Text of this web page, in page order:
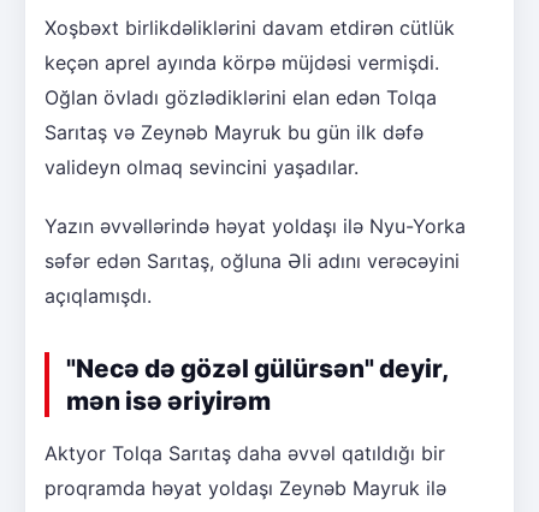
Xoşbəxt birlikdəliklərini davam etdirən cütlük
keçən aprel ayında körpə müjdəsi vermişdi.
Oğlan övladı gözlədiklərini elan edən Tolqa
Sarıtaş və Zeynəb Mayruk bu gün ilk dəfə
valideyn olmaq sevincini yaşadılar.
Yazın əvvəllərində həyat yoldaşı ilə Nyu-Yorka
səfər edən Sarıtaş, oğluna Əli adını verəcəyini
açıqlamışdı.
"Necə də gözəl gülürsən" deyir,
mən isə əriyirəm
Aktyor Tolqa Sarıtaş daha əvvəl qatıldığı bir
proqramda həyat yoldaşı Zeynəb Mayruk ilə